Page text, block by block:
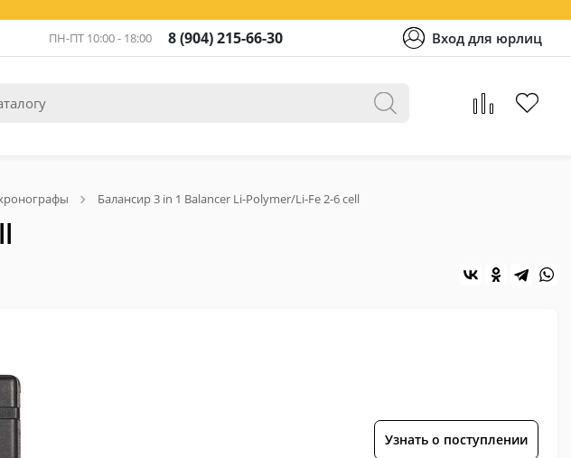
ПН-ПТ 10:00 - 18:00 8 (904) 215-66-30 Вход для юрлиц
Балансир 3 in 1 Balancer Li-Polymer/Li-Fe 2-6 cell
Узнать о поступлении